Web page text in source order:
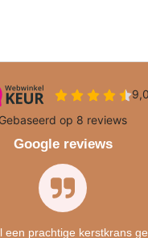
Google reviews
een prachtige kerstkrans